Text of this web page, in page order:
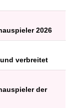
2026
verbreitet
der